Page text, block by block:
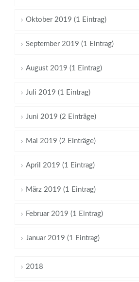
Oktober 2019 (1 Eintrag)
September 2019 (1 Eintrag)
August 2019 (1 Eintrag)
Juli 2019 (1 Eintrag)
Juni 2019 (2 Einträge)
Mai 2019 (2 Einträge)
April 2019 (1 Eintrag)
März 2019 (1 Eintrag)
Februar 2019 (1 Eintrag)
Januar 2019 (1 Eintrag)
2018